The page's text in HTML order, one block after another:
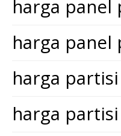
harga panel
harga
harga
harga